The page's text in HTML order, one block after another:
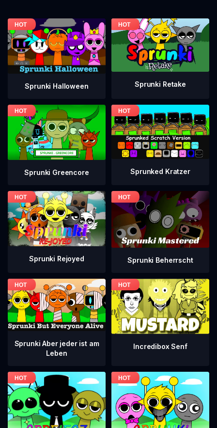
Sprunki Halloween Sprunki Retake
Sprunki Greencore Sprunked Kratzer
Sprunki Rejoyed Sprunki Beherrscht
Sprunki Aber jeder ist am
Leben
Incredibox Senf